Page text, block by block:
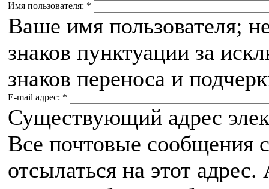
Имя пользователя: *
Ваше имя пользователя;
знаков пунктуации за
знаков переноса и
E-mail адрес: *
Существующий адрес
Все почтовые сообщения
отсылаться на этот